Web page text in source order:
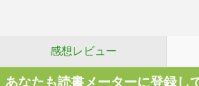
感想レビュー
あなたも読書メーターに登録し